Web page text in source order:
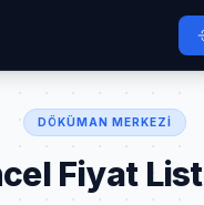
DÖKÜMAN MERKEZI
Fiyat